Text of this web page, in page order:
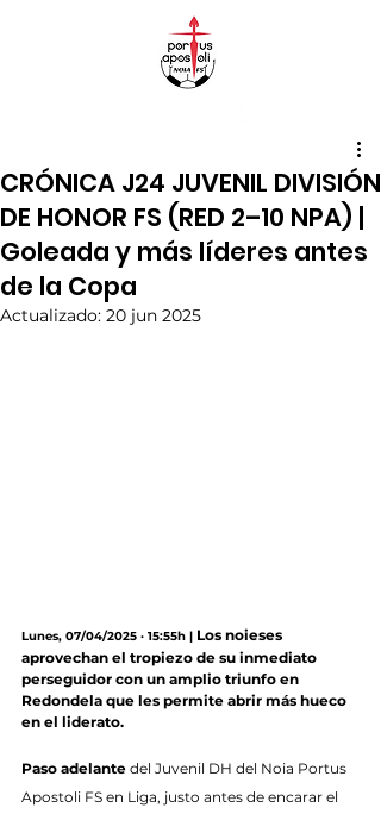
CRÓNICA J24 JUVENIL DIVISIÓN
DE HONOR FS (RED 2–10 NPA) |
Goleada y más líderes antes
de la Copa
Actualizado: 20 jun 2025
Lunes, 07/04/2025 · 15:55h | Los noieses
aprovechan el tropiezo de su inmediato
perseguidor con un amplio triunfo en
Redondela que les permite abrir más hueco
en el liderato.
Paso adelante del Juvenil DH del Noia Portus
Apostoli FS en Liga, justo antes de encarar el